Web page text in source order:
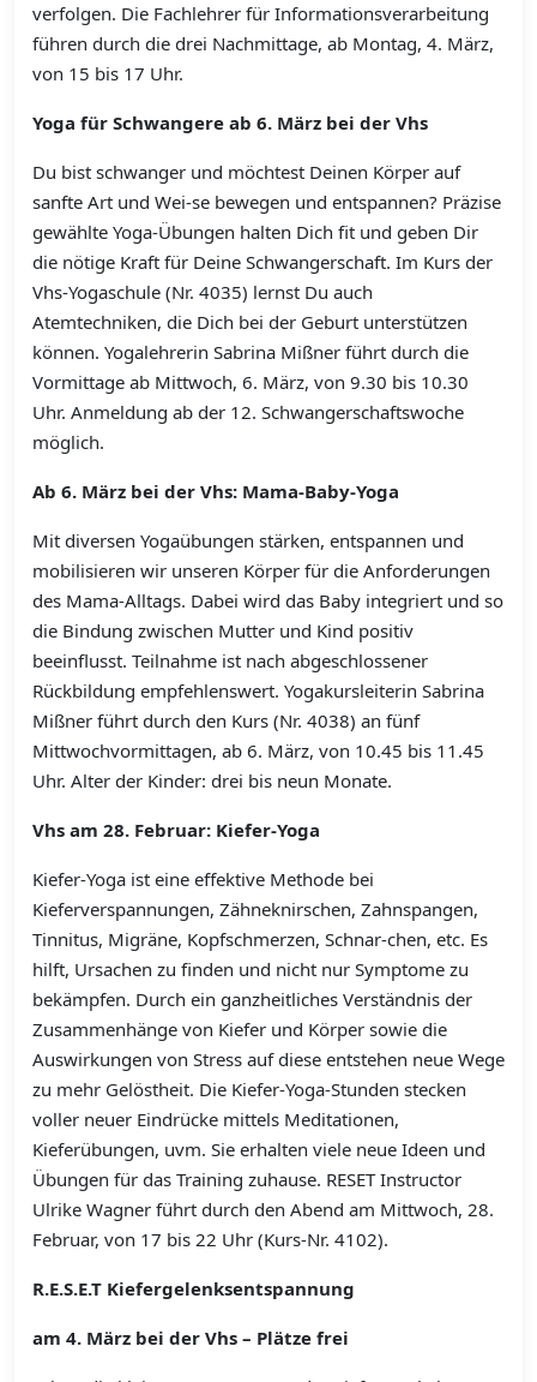
verfolgen. Die Fachlehrer für Informationsverarbeitung
führen durch die drei Nachmittage, ab Montag, 4. März,
von 15 bis 17 Uhr.
Yoga für Schwangere ab 6. März bei der Vhs
Du bist schwanger und möchtest Deinen Körper auf
sanfte Art und Wei-se bewegen und entspannen? Präzise
gewählte Yoga-Übungen halten Dich fit und geben Dir
die nötige Kraft für Deine Schwangerschaft. Im Kurs der
Vhs-Yogaschule (Nr. 4035) lernst Du auch
Atemtechniken, die Dich bei der Geburt unterstützen
können. Yogalehrerin Sabrina Mißner führt durch die
Vormittage ab Mittwoch, 6. März, von 9.30 bis 10.30
Uhr. Anmeldung ab der 12. Schwangerschaftswoche
möglich.
Ab 6. März bei der Vhs: Mama-Baby-Yoga
Mit diversen Yogaübungen stärken, entspannen und
mobilisieren wir unseren Körper für die Anforderungen
des Mama-Alltags. Dabei wird das Baby integriert und so
die Bindung zwischen Mutter und Kind positiv
beeinflusst. Teilnahme ist nach abgeschlossener
Rückbildung empfehlenswert. Yogakursleiterin Sabrina
Mißner führt durch den Kurs (Nr. 4038) an fünf
Mittwochvormittagen, ab 6. März, von 10.45 bis 11.45
Uhr. Alter der Kinder: drei bis neun Monate.
Vhs am 28. Februar: Kiefer-Yoga
Kiefer-Yoga ist eine effektive Methode bei
Kieferverspannungen, Zähneknirschen, Zahnspangen,
Tinnitus, Migräne, Kopfschmerzen, Schnar-chen, etc. Es
hilft, Ursachen zu finden und nicht nur Symptome zu
bekämpfen. Durch ein ganzheitliches Verständnis der
Zusammenhänge von Kiefer und Körper sowie die
Auswirkungen von Stress auf diese entstehen neue Wege
zu mehr Gelöstheit. Die Kiefer-Yoga-Stunden stecken
voller neuer Eindrücke mittels Meditationen,
Kieferübungen, uvm. Sie erhalten viele neue Ideen und
Übungen für das Training zuhause. RESET Instructor
Ulrike Wagner führt durch den Abend am Mittwoch, 28.
Februar, von 17 bis 22 Uhr (Kurs-Nr. 4102).
R.E.S.E.T Kiefergelenksentspannung
am 4. März bei der Vhs – Plätze frei